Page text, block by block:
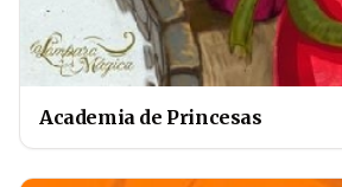
Academia de Princesas